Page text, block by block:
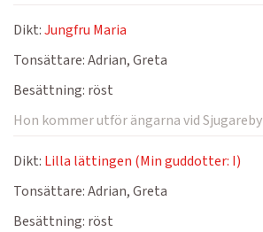
Dikt:Jungfru Maria
Tonsättare:Adrian, Greta
Besättning: röst
Hon kommer utför ängarna vid Sjugareby
Dikt: Lilla lättingen (Min guddotter: I)
Tonsättare:Adrian, Greta
Besättning: röst